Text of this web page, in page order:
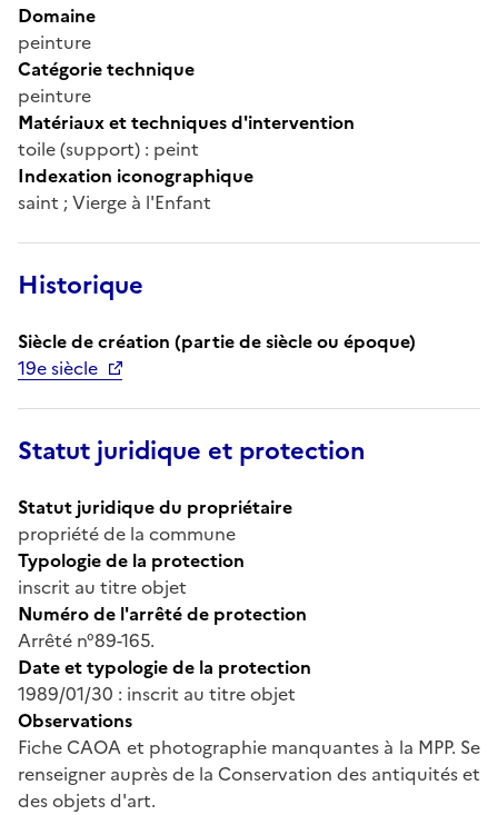
Domaine
peinture
Catégorie technique
peinture
Matériaux et techniques d'intervention
toile (support) : peint
Indexation iconographique
saint ; Vierge à l'Enfant
Historique
Siècle de création (partie de siècle ou époque)
19e siècle
Statut juridique et protection
Statut juridique du propriétaire
propriété de la commune
Typologie de la protection
inscrit au titre objet
Numéro de l'arrêté de protection
Arrêté n°89-165.
Date et typologie de la protection
1989/01/30 : inscrit au titre objet
Observations
Fiche CAOA et photographie manquantes à la MPP. Se
renseigner auprès de la Conservation des antiquités et
des objets d'art.